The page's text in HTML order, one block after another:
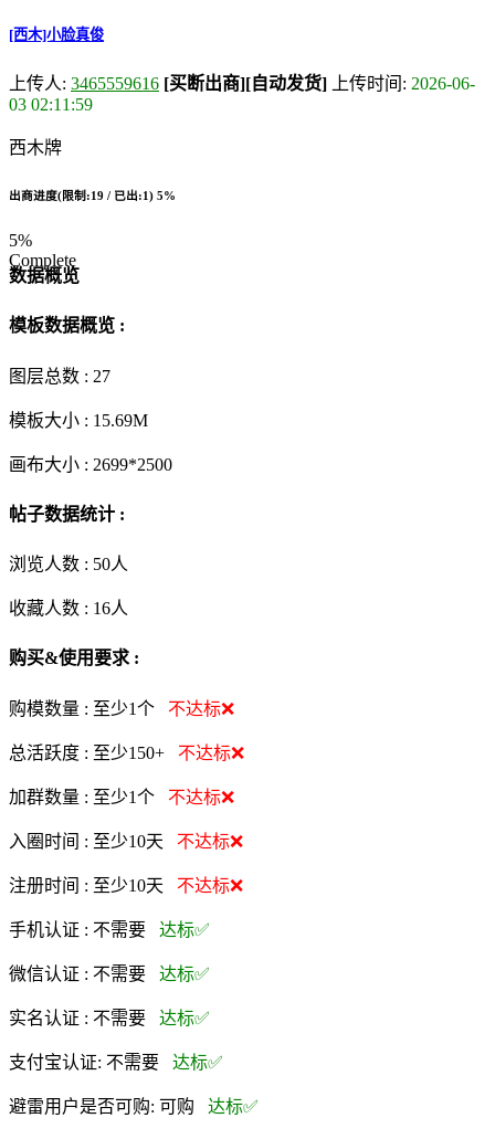
[西木]小脸真俊
上传人: 3465559616 [买断出商][自动发货] 上传时间: 2026-06-
03 02:11:59
西木牌
出商进度(限制:19 / 已出:1) 5%
5%
Complete
数据概览
模板数据概览 :
图层总数 : 27
模板大小 : 15.69M
画布大小 : 2699*2500
帖子数据统计 :
浏览人数 : 50人
收藏人数 : 16人
购买&使用要求 :
购模数量 : 至少1个 不达标❌
总活跃度 : 至少150+ 不达标❌
加群数量 : 至少1个 不达标❌
入圈时间 : 至少10天 不达标❌
注册时间 : 至少10天 不达标❌
手机认证 : 不需要 达标✅
微信认证 : 不需要 达标✅
实名认证 : 不需要 达标✅
支付宝认证: 不需要 达标✅
避雷用户是否可购: 可购 达标✅